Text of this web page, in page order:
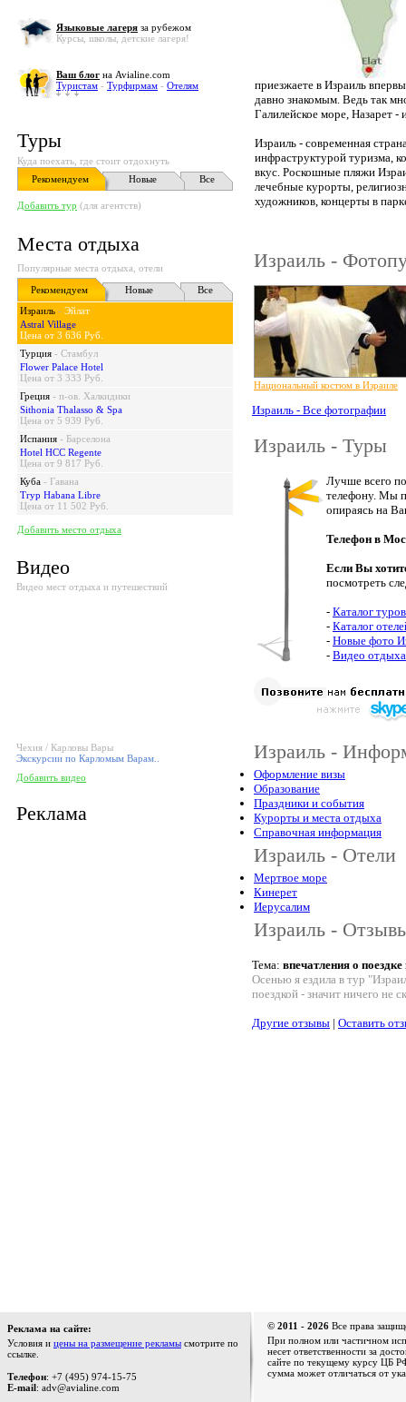
Языковые лагеря за рубежом
Курсы, школы, детские лагеря!
Ваш блог на Avialine.com
Туристам - Турфирмам - Отелям
Туры
Куда поехать, где стоит отдохнуть
Рекомендуем
Новые Все
Добавить тур (для агентств)
Места отдыха
Популярные места отдыха, отели
Рекомендуем
Новые
Все
Израиль - Эйлат
Astral Village
Цена от 3 636 Руб.
Турция - Стамбул
Flower Palace Hotel
Цена от 3 333 Руб.
Греция - п-ов. Халкидики
Sithonia Thalasso & Spa
Цена от 5 939 Руб.
Испания - Барселона
Hotel HCC Regente
Цена от 9 817 Руб.
Куба - Гавана
Tryp Habana Libre
Цена от 11 502 Руб.
Добавить место отдыха
Видео
Видео мест отдыха и путешествий
Чехия / Карловы Вары
Экскурсии по Карломым Варам..
Добавить видео
Реклама
приезжаете в Израиль
давно знакомым. Ведь так
Галилейское море, Назарет -
Израиль - современная
инфраструктурой туризма,
вкус. Роскошные пляжи
лечебные курорты,
художников, концерты в
Израиль -
Национальный костюм в Израиле
Израиль - Все фотографии
Израиль - Туры
Лучше всего
телефону. Мы
опираясь на
Телефон в
Если Вы
посмотреть
- Каталог
- Каталог
- Новые фото
- Видео
Израиль -
Оформление визы
Образование
Праздники и события
Курорты и места отдыха
Справочная информация
Израиль - Отели
Мертвое море
Кинерет
Иерусалим
Израиль -
Тема: впечатления о
Осенью я ездила в тур
поездкой - значит ничего не
Другие отзывы | Оставить
Реклама на сайте:
Условия и цены на размещение рекламы смотрите по
ссылке.
Телефон: +7 (495) 974-15-75
E-mail: adv@avialine.com
© 2011 - 2026 Все права
При полном или частичном
несет ответственности за
сайте по текущему курсу ЦБ
сумма может отличаться от